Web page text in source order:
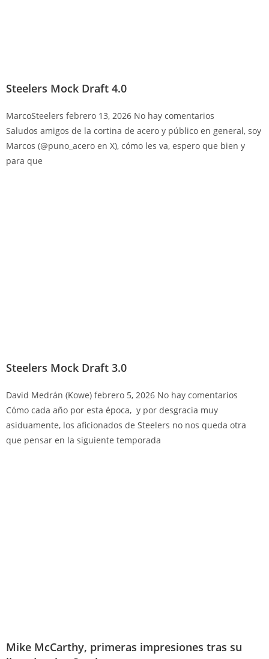
Steelers Mock Draft 4.0
MarcoSteelers febrero 13, 2026 No hay comentarios
Saludos amigos de la cortina de acero y público en general, soy
Marcos (@puno_acero en X), cómo les va, espero que bien y
para que
Steelers Mock Draft 3.0
David Medrán (Kowe) febrero 5, 2026 No hay comentarios
Cómo cada año por esta época, y por desgracia muy
asiduamente, los aficionados de Steelers no nos queda otra
que pensar en la siguiente temporada
Mike McCarthy, primeras impresiones tras su